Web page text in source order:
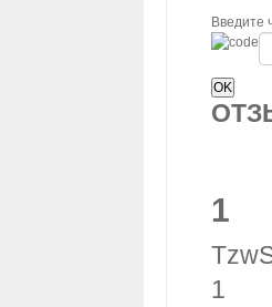
Введите
1
1